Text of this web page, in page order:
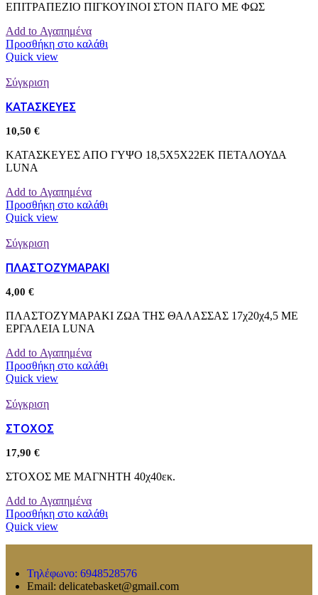
ΕΠΙΤΡΑΠΕΖΙΟ ΠΙΓΚΟΥΙΝΟΙ ΣΤΟΝ ΠΑΓΟ ΜΕ ΦΩΣ
Add to Αγαπημένα
Προσθήκη στο καλάθι
Quick view
Σύγκριση
ΚΑΤΑΣΚΕΥΕΣ
10,50 €
ΚΑΤΑΣΚΕΥΕΣ ΑΠΟ ΓΥΨΟ 18,5Χ5Χ22ΕΚ ΠΕΤΑΛΟΥΔΑ
LUNA
Add to Αγαπημένα
Προσθήκη στο καλάθι
Quick view
Σύγκριση
ΠΛΑΣΤΟΖΥΜΑΡΑΚΙ
4,00 €
ΠΛΑΣΤΟΖΥΜΑΡΑΚΙ ΖΩΑ ΤΗΣ ΘΑΛΑΣΣΑΣ 17χ20χ4,5 ΜΕ
ΕΡΓΑΛΕΙΑ LUNA
Add to Αγαπημένα
Προσθήκη στο καλάθι
Quick view
Σύγκριση
ΣΤΟΧΟΣ
17,90 €
ΣΤΟΧΟΣ ΜΕ ΜΑΓΝΗΤΗ 40χ40εκ.
Add to Αγαπημένα
Προσθήκη στο καλάθι
Quick view
Τηλέφωνο: 6948528576
Email: delicatebasket@gmail.com